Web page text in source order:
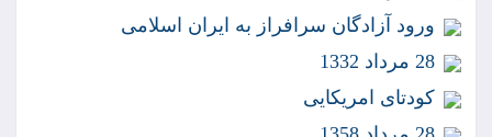
ورود آزادگان سرافراز به ايران اسلامى
كودتاى امريكايى